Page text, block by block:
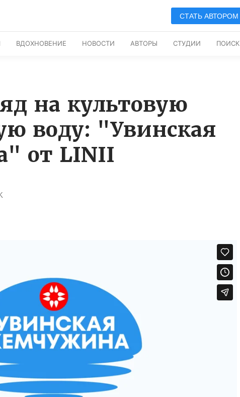
СТАТЬ АВТОРОМ
ВДОХНОВЕНИЕ НОВОСТИ АВТОРЫ СТУДИИ ПОИСК
на культовую
воду: "Увинская
от LINII